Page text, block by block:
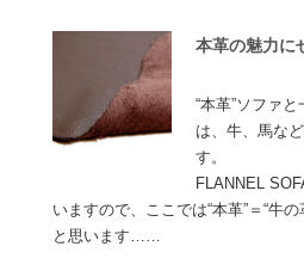
本革の魅力に
“本革”ソファ
は、牛、馬な
す。
FLANNEL
いますので、ここでは“本革”＝“牛
と思います……